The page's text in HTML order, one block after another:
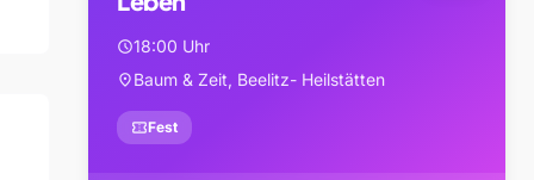
schedule18:00 Uhr
location_onBaum & Zeit, Beelitz- Heilstätten
confirmation_numberFest